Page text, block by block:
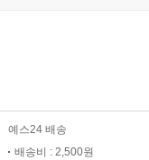
예스24 배송
배송비 : 2,500원